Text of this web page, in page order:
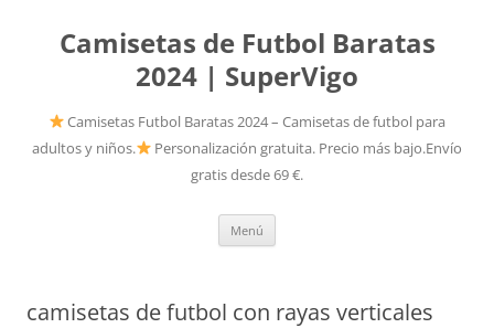
Camisetas de Futbol Baratas
2024 | SuperVigo
Camisetas Futbol Baratas 2024 – Camisetas de futbol para
adultos y niños.
Personalización gratuita. Precio más bajo.Envío
gratis desde 69 €.
Menú
camisetas de futbol con rayas verticales